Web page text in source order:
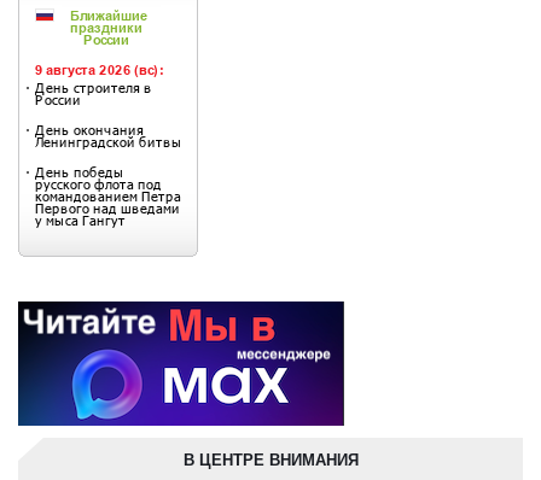
В ЦЕНТРЕ ВНИМАНИЯ